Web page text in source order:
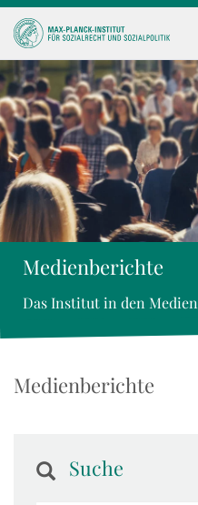
Medienberichte
Das Institut in den Medien
Medienberichte
Suche